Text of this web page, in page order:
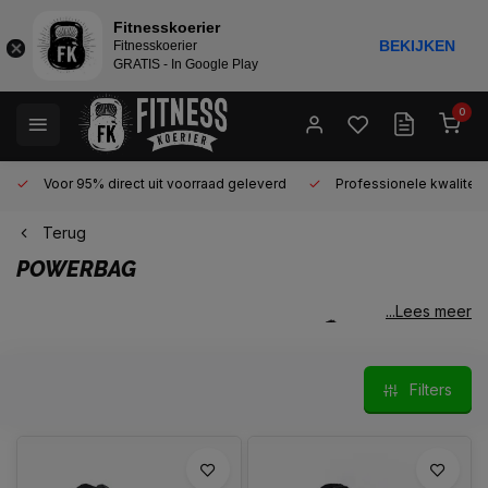
0
Voor 95% direct uit voorraad geleverd Professionele kwaliteit
Terug
POWERBAG
problemen mee heeft als je
...Lees meer
Filters
Fitnesskoerier
Fitnesskoerier
GRATIS - In Google Play
BEKIJKEN